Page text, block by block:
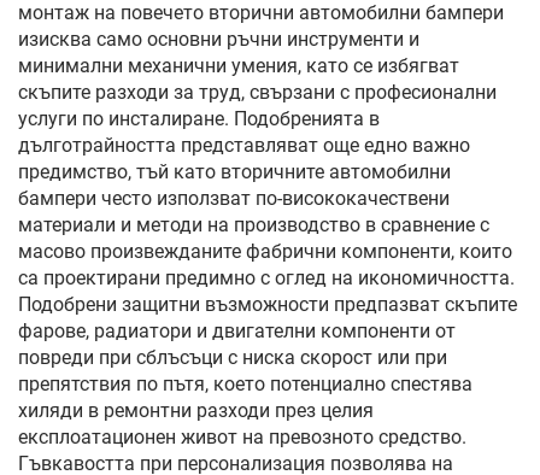
монтаж на повечето вторични автомобилни бампери
изисква само основни ръчни инструменти и
минимални механични умения, като се избягват
скъпите разходи за труд, свързани с професионални
услуги по инсталиране. Подобренията в
дълготрайността представляват още едно важно
предимство, тъй като вторичните автомобилни
бампери често използват по-висококачествени
материали и методи на производство в сравнение с
масово произвежданите фабрични компоненти, които
са проектирани предимно с оглед на икономичността.
Подобрени защитни възможности предпазват скъпите
фарове, радиатори и двигателни компоненти от
повреди при сблъсъци с ниска скорост или при
препятствия по пътя, което потенциално спестява
хиляди в ремонтни разходи през целия
експлоатационен живот на превозното средство.
Гъвкавостта при персонализация позволява на